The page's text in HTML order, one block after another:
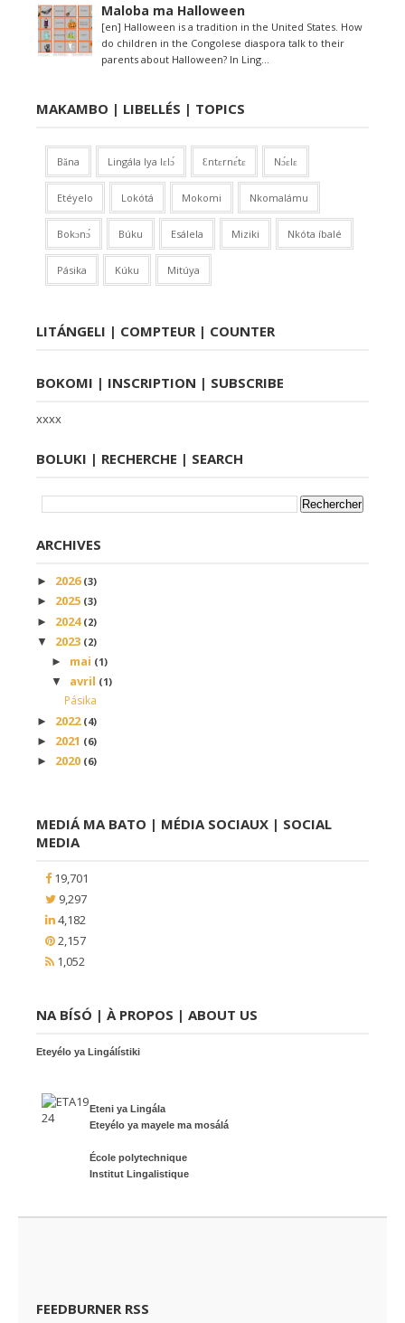
Maloba ma Halloween
[en] Halloween is a tradition in the United States. How
do children in the Congolese diaspora talk to their
parents about Halloween? In Ling...
MAKAMBO | LIBELLÉS | TOPICS
Bǎna Lingála lya lɛlɔ́ Ɛntɛrnɛ́tɛ Nɔ́ɛlɛ
Etéyelo Lokótá Mokomi Nkomalámu
Bokɔnɔ́ Búku Esálela Miziki Nkóta íbalé
Pásika Kúku Mitúya
LITÁNGELI | COMPTEUR | COUNTER
BOKOMI | INSCRIPTION | SUBSCRIBE
xxxx
BOLUKI | RECHERCHE | SEARCH
ARCHIVES
► 2026 (3)
► 2025 (3)
► 2024 (2)
▼ 2023 (2)
► mai (1)
▼ avril (1)
Pásika
► 2022 (4)
► 2021 (6)
► 2020 (6)
MEDIÁ MA BATO | MÉDIA SOCIAUX | SOCIAL
MEDIA
19,701
9,297
4,182
2,157
1,052
NA BÍSÓ | À PROPOS | ABOUT US
Eteyélo ya Lingálístiki
Eteni ya Lingála
Eteyélo ya mayele ma mosálá
École polytechnique
Institut Lingalistique
FEEDBURNER RSS